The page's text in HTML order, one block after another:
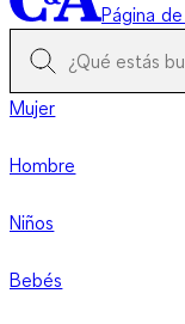
Página
Mujer
Hombre
Niños
Bebés